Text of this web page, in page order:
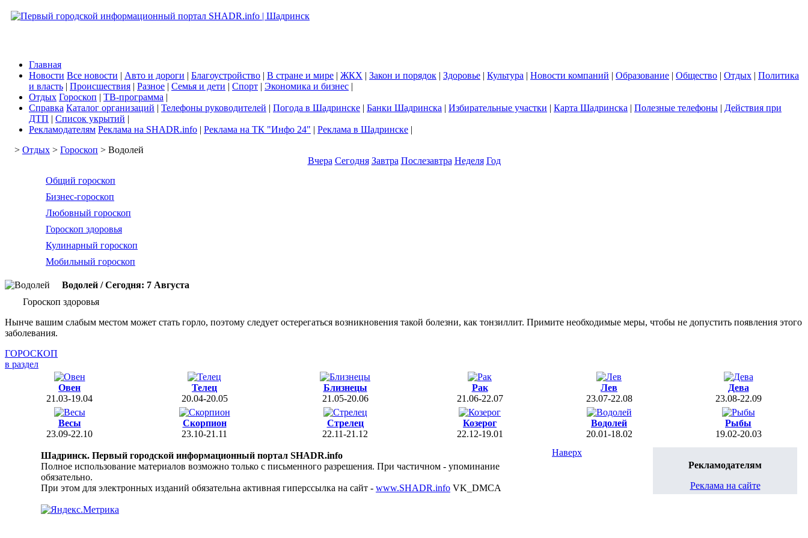
Главная
Новости Все новости | Авто и дороги | Благоустройство | В стране и мире | ЖКХ | Закон и порядок | Здоровье | Культура | Новости компаний | Образование | Общество | Отдых | Политика
и власть | Происшествия | Разное | Семья и дети | Спорт | Экономика и бизнес |
Отдых Гороскоп | ТВ-программа |
Справка Каталог организаций | Телефоны руководителей | Погода в Шадринске | Банки Шадринска | Избирательные участки | Карта Шадринска | Полезные телефоны | Действия при
ДТП | Список укрытий |
Рекламодателям Реклама на SHADR.info | Реклама на ТК "Инфо 24" | Реклама в Шадринске |
> Отдых > Гороскоп > Водолей
Вчера Сегодня Завтра Послезавтра Неделя Год
Общий гороскоп
Бизнес-гороскоп
Любовный гороскоп
Гороскоп здоровья
Кулинарный гороскоп
Мобильный гороскоп
Водолей / Сегодня: 7 Августа
Гороскоп здоровья
Нынче вашим слабым местом может стать горло, поэтому следует остерегаться возникновения такой болезни, как тонзиллит. Примите необходимые меры, чтобы не допустить появления этого
заболевания.
ГОРОСКОП
в раздел
Овен
21.03-19.04
Телец
20.04-20.05
Близнецы
21.05-20.06
Рак
21.06-22.07
Лев
23.07-22.08
Дева
23.08-22.09
Весы
23.09-22.10
Скорпион
23.10-21.11
Стрелец
22.11-21.12
Козерог
22.12-19.01
Водолей
20.01-18.02
Рыбы
19.02-20.03
Шадринск. Первый городской информационный портал SHADR.info
Полное использование материалов возможно только с письменного разрешения. При частичном - упоминание
обязательно.
При этом для электронных изданий обязательна активная гиперссылка на сайт - www.SHADR.info VK_DMCA
Рекламодателям
Реклама на сайте
Наверх